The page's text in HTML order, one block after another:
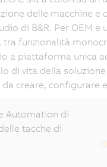
delle macchine e
di B&R. Per OEM e
tra funzionalità
a piattaforma unica
di vita della
creare, configurare
Automation di
tacche di